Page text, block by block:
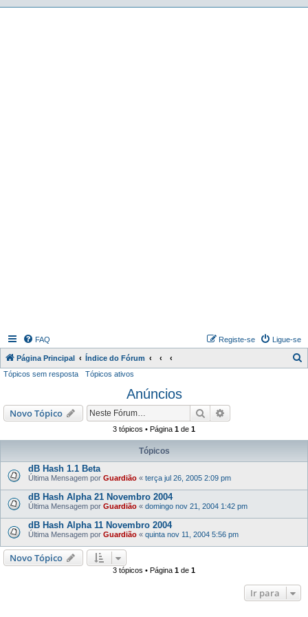
FAQ Ligue-se
Registe-se
Página Principal Índice do Fórum
i
r
Tópicos sem resposta Tópicos ativos
Anúncios
Novo Tópico Pesquisar
3 tópicos • Página 1 de 1
Tópicos
dB Hash 1.1 Beta
Última Mensagem por Guardião « terça jul 26, 2005 2:09 pm
dB Hash Alpha 21 Novembro 2004
Última Mensagem por Guardião « domingo nov 21, 2004 1:42 pm
dB Hash Alpha 11 Novembro 2004
Última Mensagem por Guardião « quinta nov 11, 2004 5:56 pm
Novo Tópico
3 tópicos • Página 1 de 1
Ir para